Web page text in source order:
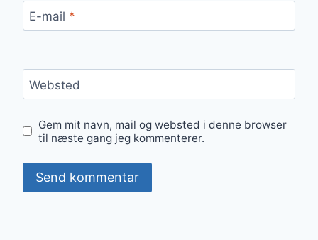
E-mail *
Websted
Gem mit navn, mail og websted i denne browser
til næste gang jeg kommenterer.